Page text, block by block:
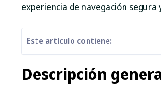
experiencia de navegación segura
Este artículo contiene:
Descripción